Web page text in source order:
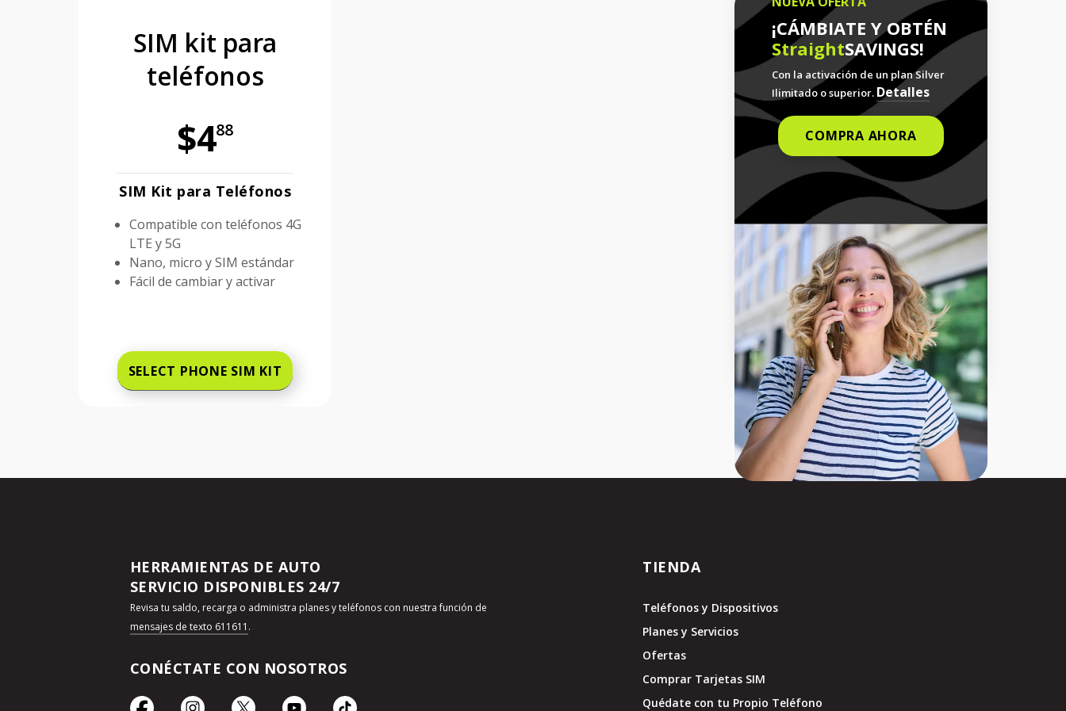
SIM kit para
teléfonos
$488
SIM Kit para Teléfonos
Compatible con teléfonos 4G
LTE y 5G
Nano, micro y SIM estándar
Fácil de cambiar y activar
SELECT PHONE SIM KIT
¡CÁMBIATE Y OBTÉN
StraightSAVINGS!
Con la activación de un plan Silver
Ilimitado o superior. Detalles
COMPRA AHORA
HERRAMIENTAS DE AUTO
SERVICIO DISPONIBLES 24/7
Revisa tu saldo, recarga o administra planes y teléfonos con nuestra función de
mensajes de texto 611611 .
CONÉCTATE CON NOSOTROS
TIENDA
Teléfonos y Dispositivos
Planes y Servicios
Ofertas
Comprar Tarjetas SIM
Quédate con tu Propio Teléfono